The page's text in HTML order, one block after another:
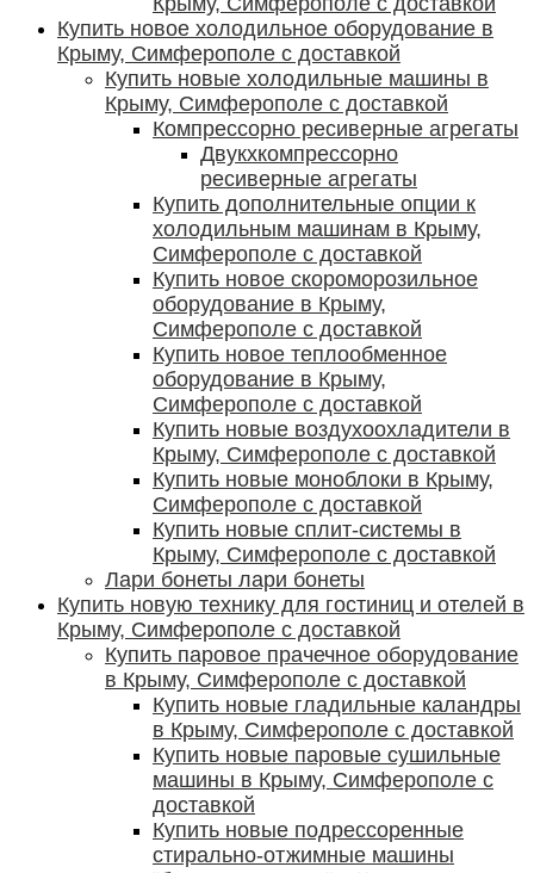
Купить новое холодильное оборудование в
Крыму, Симферополе с доставкой
Купить новые холодильные машины в
Крыму, Симферополе с доставкой
Компрессорно ресиверные агрегаты
Двукхкомпрессорно
ресиверные агрегаты
Купить дополнительные опции к
холодильным машинам в Крыму,
Симферополе с доставкой
Купить новое скороморозильное
оборудование в Крыму,
Симферополе с доставкой
Купить новое теплообменное
оборудование в Крыму,
Симферополе с доставкой
Купить новые воздухоохладители в
Крыму, Симферополе с доставкой
Купить новые моноблоки в Крыму,
Симферополе с доставкой
Купить новые сплит-системы в
Крыму, Симферополе с доставкой
Лари бонеты лари бонеты
Купить новую технику для гостиниц и отелей в
Крыму, Симферополе с доставкой
Купить паровое прачечное оборудование
в Крыму, Симферополе с доставкой
Купить новые гладильные каландры
в Крыму, Симферополе с доставкой
Купить новые паровые сушильные
машины в Крыму, Симферополе с
доставкой
Купить новые подрессоренные
стирально-отжимные машины